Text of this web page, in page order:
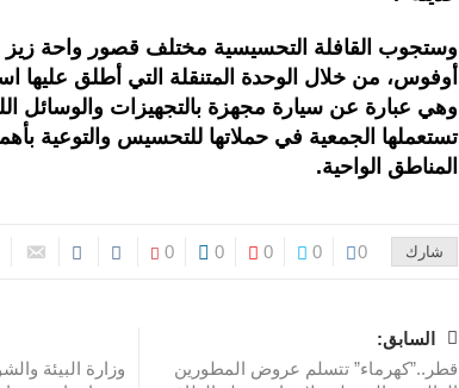
وستجوب القافلة التحسيسية مختلف قصور واحة
أوفوس، من خلال الوحدة المتنقلة التي أطلق عليها
وهي عبارة عن سيارة مجهزة بالتجهيزات والوسائل
تستعملها الجمعية في حملاتها للتحسيس والتوعية
المناطق الواحية.
شارك 0
0
0
0
0
السابق:
قطر..”كهرماء” تتسلم عروض المطورين
وزارة البيئة